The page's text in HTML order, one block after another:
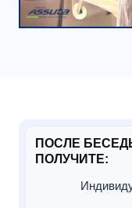
ПОСЛЕ
ПОЛУЧИТЕ: